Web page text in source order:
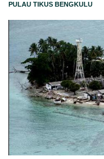
PULAU TIKUS BENGKULU